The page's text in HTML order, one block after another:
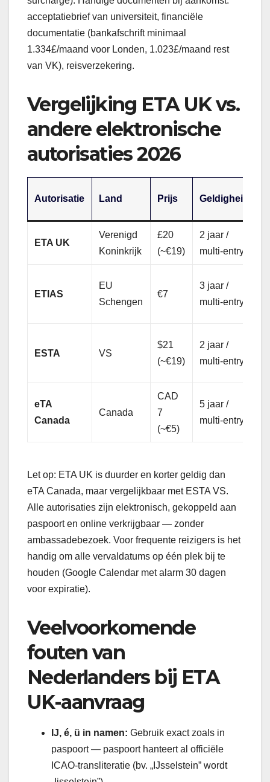
acceptatiebrief van universiteit, financiële
documentatie (bankafschrift minimaal
1.334£/maand voor Londen, 1.023£/maand rest
van VK), reisverzekering.
Vergelijking ETA UK vs.
andere elektronische
autorisaties 2026
Autorisatie Land Prijs Geldigheid
ETA UK
Verenigd
Koninkrijk
£20
(~€19)
2 jaar /
multi-entry
ETIAS
EU
Schengen
€7
3 jaar /
multi-entry
ESTA VS
$21
(~€19)
2 jaar /
multi-entry
eTA
Canada
Canada
CAD
7
(~€5)
5 jaar /
multi-entry
Let op: ETA UK is duurder en korter geldig dan
eTA Canada, maar vergelijkbaar met ESTA VS.
Alle autorisaties zijn elektronisch, gekoppeld aan
paspoort en online verkrijgbaar — zonder
ambassadebezoek. Voor frequente reizigers is het
handig om alle vervaldatums op één plek bij te
houden (Google Calendar met alarm 30 dagen
voor expiratie).
Veelvoorkomende
fouten van
Nederlanders bij ETA
UK-aanvraag
IJ, é, ü in namen: Gebruik exact zoals in
paspoort — paspoort hanteert al officiële
ICAO-transliteratie (bv. „IJsselstein” wordt